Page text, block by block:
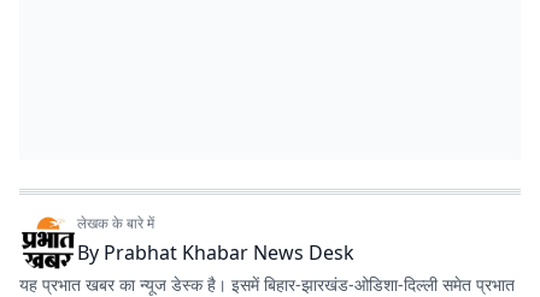
लेखक के बारे में
By Prabhat Khabar News Desk
यह प्रभात खबर का न्यूज डेस्क है। इसमें बिहार-झारखंड-ओडिशा-दिल्‍ली समेत प्रभात